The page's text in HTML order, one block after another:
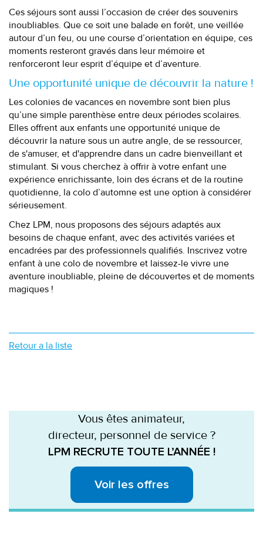
Ces séjours sont aussi l’occasion de créer des souvenirs
inoubliables. Que ce soit une balade en forêt, une veillée
autour d’un feu, ou une course d’orientation en équipe, ces
moments resteront gravés dans leur mémoire et
renforceront leur esprit d’équipe et d’aventure.
Une opportunité unique de découvrir la nature !
Les colonies de vacances en novembre sont bien plus
qu’une simple parenthèse entre deux périodes scolaires.
Elles offrent aux enfants une opportunité unique de
découvrir la nature sous un autre angle, de se ressourcer,
de s'amuser, et d'apprendre dans un cadre bienveillant et
stimulant. Si vous cherchez à offrir à votre enfant une
expérience enrichissante, loin des écrans et de la routine
quotidienne, la colo d’automne est une option à considérer
sérieusement.
Chez LPM, nous proposons des séjours adaptés aux
besoins de chaque enfant, avec des activités variées et
encadrées par des professionnels qualifiés. Inscrivez votre
enfant à une colo de novembre et laissez-le vivre une
aventure inoubliable, pleine de découvertes et de moments
magiques !
Retour a la liste
Vous êtes animateur,
directeur, personnel de service ?
LPM RECRUTE TOUTE L’ANNÉE !
Voir les offres